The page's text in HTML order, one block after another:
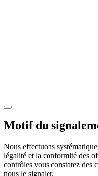
Motif du
Nous effectuons
légalité et la conformité des
contrôles vous constatez des
nous le signaler.